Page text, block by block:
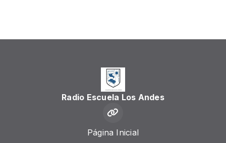
Radio Escuela Los Andes
Página Inicial